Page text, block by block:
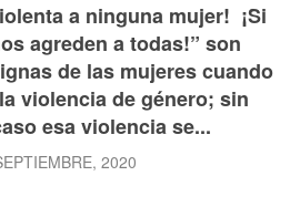
a ninguna mujer! ¡Si
agreden a todas!” son
de las mujeres cuando
violencia de género; sin
esa violencia se...
2020